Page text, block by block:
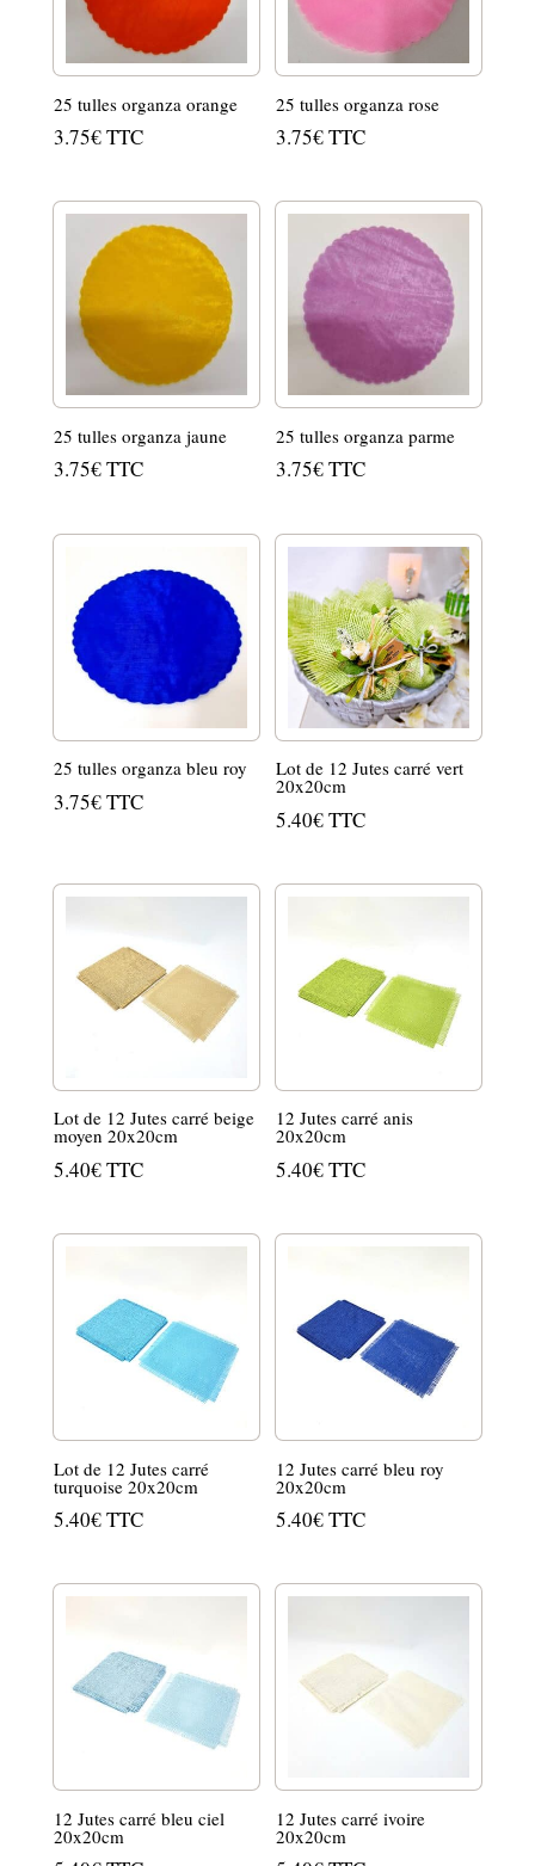
25 tulles organza orange
3.75€TTC
25 tulles organza rose
3.75€TTC
25 tulles organza jaune
3.75€TTC
25 tulles organza parme
3.75€TTC
25 tulles organza bleu roy
3.75€TTC
Lot de 12 Jutes carré vert
20x20cm
5.40€TTC
Lot de 12 Jutes carré beige
moyen 20x20cm
5.40€TTC
12 Jutes carré anis
20x20cm
5.40€TTC
Lot de 12 Jutes carré
turquoise 20x20cm
5.40€TTC
12 Jutes carré bleu roy
20x20cm
5.40€TTC
12 Jutes carré bleu ciel
20x20cm
12 Jutes carré ivoire
20x20cm